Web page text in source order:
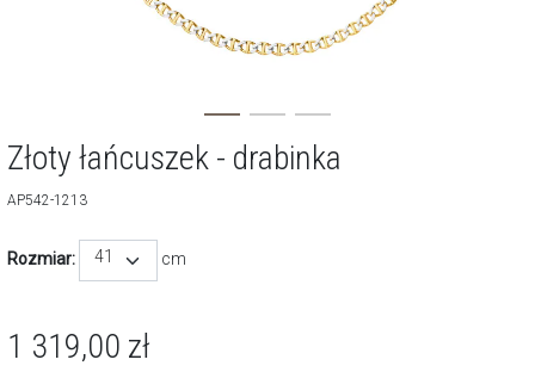
Złoty łańcuszek - drabinka
AP542-1213
Rozmiar: 41 cm
1 319,00 zł